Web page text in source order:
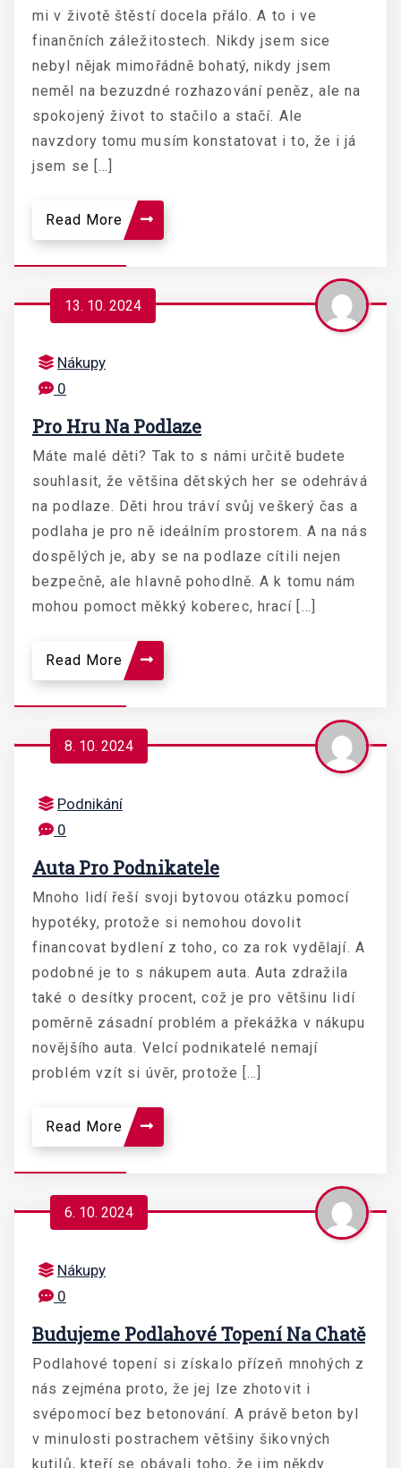
mi v životě štěstí docela přálo. A to i ve
finančních záležitostech. Nikdy jsem sice
nebyl nějak mimořádně bohatý, nikdy jsem
neměl na bezuzdné rozhazování peněz, ale na
spokojený život to stačilo a stačí. Ale
navzdory tomu musím konstatovat i to, že i já
jsem se […]
Read More
13. 10. 2024
Nákupy
0
Pro Hru Na Podlaze
Máte malé děti? Tak to s námi určitě budete
souhlasit, že většina dětských her se odehrává
na podlaze. Děti hrou tráví svůj veškerý čas a
podlaha je pro ně ideálním prostorem. A na nás
dospělých je, aby se na podlaze cítili nejen
bezpečně, ale hlavně pohodlně. A k tomu nám
mohou pomoct měkký koberec, hrací […]
Read More
8. 10. 2024
Podnikání
0
Auta Pro Podnikatele
Mnoho lidí řeší svoji bytovou otázku pomocí
hypotéky, protože si nemohou dovolit
financovat bydlení z toho, co za rok vydělají. A
podobné je to s nákupem auta. Auta zdražila
také o desítky procent, což je pro většinu lidí
poměrně zásadní problém a překážka v nákupu
novějšího auta. Velcí podnikatelé nemají
problém vzít si úvěr, protože […]
Read More
6. 10. 2024
Nákupy
0
Budujeme Podlahové Topení Na Chatě
Podlahové topení si získalo přízeň mnohých z
nás zejména proto, že jej lze zhotovit i
svépomocí bez betonování. A právě beton byl
v minulosti postrachem většiny šikovných
kutilů, kteří se obávali toho, že jim někdy